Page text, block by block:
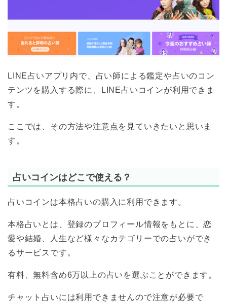
LINE占いアプリ内で、占い師による鑑定や占いのコン
テンツを購入する際に、LINE占いコインが利用できま
す。
ここでは、その方法や注意点を見ていきたいと思いま
す。
占いコインはどこで使える？
占いコインは本格占いの購入に利用できます。
本格占いとは、登録のプロフィール情報をもとに、恋
愛や結婚、人生など様々なカテゴリーでの占いができ
るサービスです。
有料、無料含め6万以上の占いを選ぶことができます。
チャット占いには利用できませんので注意が必要で